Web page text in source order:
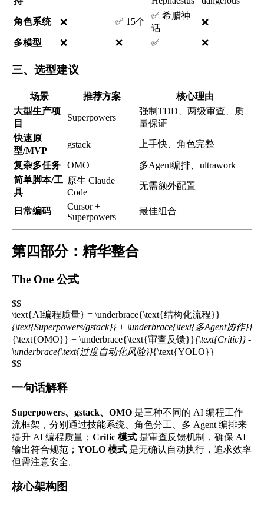
角色系统 ❌ ✅ 15个
✅ 希腊神
话
❌
多模型 ❌ ❌ ✅ ❌
三、选型建议
场景 推荐方案
核心理由
大型生产项
目
Superpowers
强制TDD、两级审查、质
量保证
快速原
型/MVP
gstack 上手快、角色完整
复杂多任务 OMO
多Agent编排、ultrawork
简单脚本/工
具
原生 Claude
Code
无需额外配置
日常编码
Cursor +
Superpowers
最佳组合
第四部分：精华整合
The One 公式
$$
\text{AI编程质量} = \underbrace{\text{结构化流程}}
{\text{Superpowers/gstack}} + \underbrace{\text{多Agent协作}}
{\text{OMO}} + \underbrace{\text{审查反馈}}{\text{Critic}} -
\underbrace{\text{过度自动化风险}}{\text{YOLO}}
$$
一句话解释
Superpowers、gstack、OMO 是三种不同的 AI 编程工作
流框架，分别通过技能系统、角色分工、多 Agent 编排来
提升 AI 编程质量； Critic 模式 是审查反馈机制，确保 AI
输出符合规范； YOLO 模式 是无确认自动执行，追求效率
但需注意安全。
核心架构图